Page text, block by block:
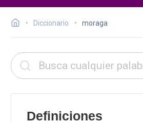
Diccionario moraga
Definiciones